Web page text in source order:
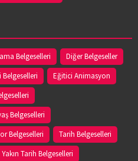
Belgeselleri
Diğer Belgeseller
Belgeselleri
Eğitici Animasyon
Belgeselleri
Belgeselleri
Tarih Belgeselleri
Yakın Tarih Belgeselleri